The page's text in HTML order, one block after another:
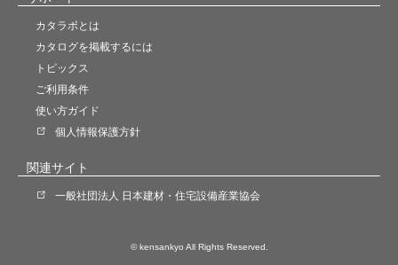
カタラボとは
カタログを掲載するには
トピックス
ご利用条件
使い方ガイド
個人情報保護方針
関連サイト
一般社団法人 日本建材・住宅設備産業協会
© kensankyo All Rights Reserved.